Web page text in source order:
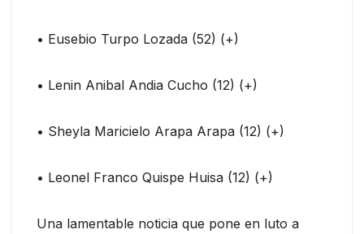
• Eusebio Turpo Lozada (52) (+)
• Lenin Anibal Andia Cucho (12) (+)
• Sheyla Maricielo Arapa Arapa (12) (+)
• Leonel Franco Quispe Huisa (12) (+)
Una lamentable noticia que pone en luto a